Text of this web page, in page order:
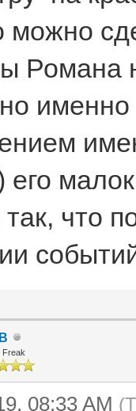
можно
Романа
именно
его
что
Freak
08:33 AM